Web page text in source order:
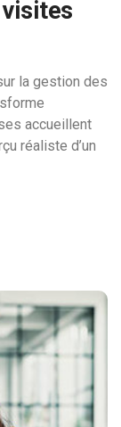
la gestion des
accueillent
réaliste d’un